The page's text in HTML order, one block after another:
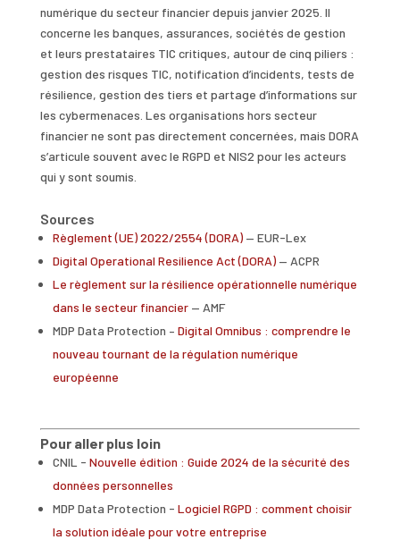
numérique du secteur financier depuis janvier 2025. Il
concerne les banques, assurances, sociétés de gestion
et leurs prestataires TIC critiques, autour de cinq piliers :
gestion des risques TIC, notification d’incidents, tests de
résilience, gestion des tiers et partage d’informations sur
les cybermenaces. Les organisations hors secteur
financier ne sont pas directement concernées, mais DORA
s’articule souvent avec le RGPD et NIS2 pour les acteurs
qui y sont soumis.
Sources
Règlement (UE) 2022/2554 (DORA)— EUR-Lex
Digital Operational Resilience Act (DORA)— ACPR
Le règlement sur la résilience opérationnelle numérique
dans le secteur financier— AMF
MDP Data Protection – Digital Omnibus : comprendre le
nouveau tournant de la régulation numérique
européenne
Pour aller plus loin
CNIL - Nouvelle édition : Guide 2024 de la sécurité des
données personnelles
MDP Data Protection - Logiciel RGPD : comment choisir
la solution idéale pour votre entreprise